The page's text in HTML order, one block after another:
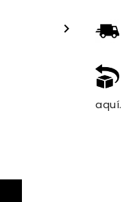

aquí.